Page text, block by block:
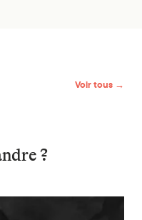
Voir tous →
?